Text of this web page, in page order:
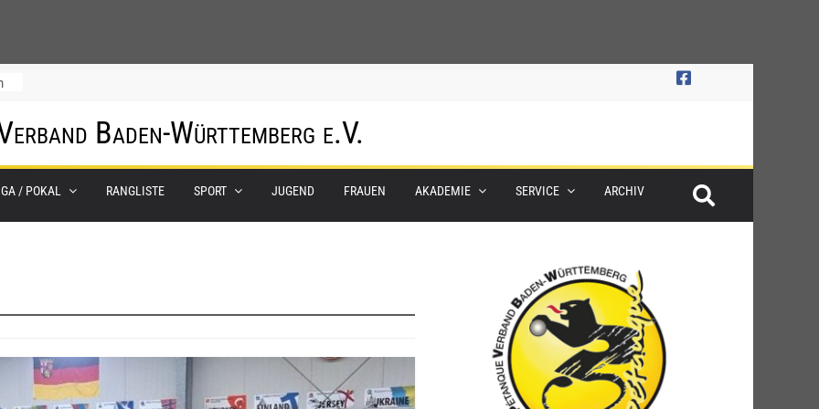
Baden-Württemberg e.V.
/ POKAL RANGLISTE SPORT JUGEND FRAUEN AKADEMIE SERVICE ARCHIV